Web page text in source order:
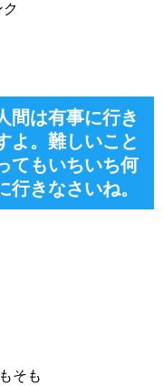
間は有事に行き
よ。難しいこと
てもいちいち何
行きなさいね。
そも